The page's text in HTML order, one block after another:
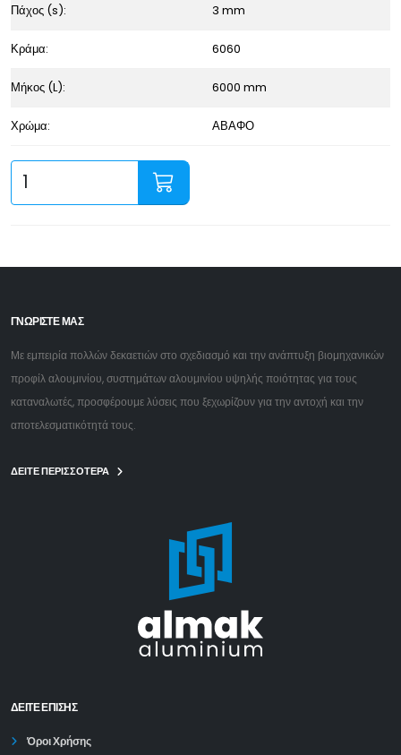
Πάχος (s): 3 mm
Κράμα: 6060
Μήκος (L): 6000 mm
Χρώμα: ΑΒΑΦΟ
ΓΝΩΡΙΣΤΕ ΜΑΣ
Με εμπειρία πολλών δεκαετιών στο σχεδιασμό και την ανάπτυξη βιομηχανικών
προφίλ αλουμινίου, συστημάτων αλουμινίου υψηλής ποιότητας για τους
καταναλωτές, προσφέρουμε λύσεις που ξεχωρίζουν για την αντοχή και την
αποτελεσματικότητά τους.
ΔΕΙΤΕ ΠΕΡΙΣΣΟΤΕΡΑ
ΔΕΊΤΕ ΕΠΙΣΗΣ
Όροι Χρήσης